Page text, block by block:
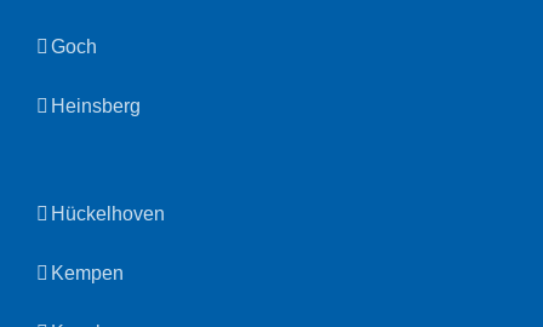
Goch
Heinsberg
Hückelhoven
Kempen